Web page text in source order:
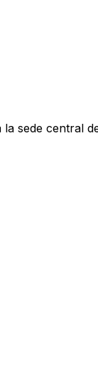
sede central